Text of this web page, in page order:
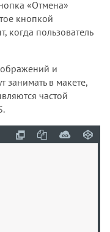
«Отмена»
кнопкой
когда пользователь
и
занимать в макете,
частой